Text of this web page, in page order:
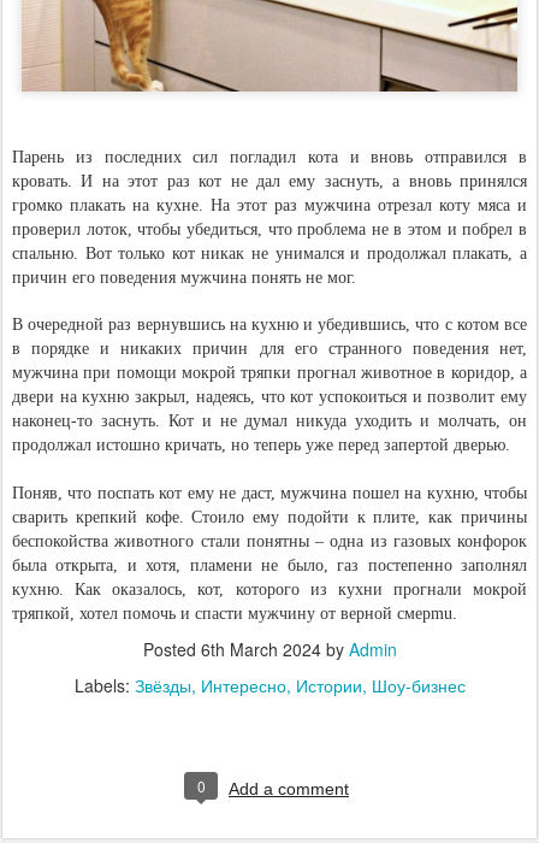
Парень из последних сил погладил кота и вновь отправился в
кровать. И на этот раз кот не дал ему заснуть, а вновь принялся
громко плакать на кухне. На этот раз мужчина отрезал коту мяса и
проверил лоток, чтобы убедиться, что проблема не в этом и побрел в
спальню. Вот только кот никак не унимался и продолжал плакать, а
причин его поведения мужчина понять не мог.
В очередной раз вернувшись на кухню и убедившись, что с котом все
в порядке и никаких причин для его странного поведения нет,
мужчина при помощи мокрой тряпки прогнал животное в коридор, а
двери на кухню закрыл, надеясь, что кот успокоиться и позволит ему
наконец-то заснуть. Кот и не думал никуда уходить и молчать, он
продолжал истошно кричать, но теперь уже перед запертой дверью.
Поняв, что поспать кот ему не даст, мужчина пошел на кухню, чтобы
сварить крепкий кофе. Стоило ему подойти к плите, как причины
беспокойства животного стали понятны – одна из газовых конфорок
была открыта, и хотя, пламени не было, газ постепенно заполнял
кухню. Как оказалось, кот, которого из кухни прогнали мокрой
тряпкой, хотел помочь и спасти мужчину от верной смерmu.
Posted 6th March 2024by Admin
Labels: Звёзды Интересно Истории Шоу-бизнес
0 Add a comment